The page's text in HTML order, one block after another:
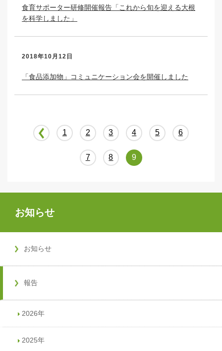
食育サポーター研修開催報告「これから旬を迎える大根
を科学しました」
2018年10月12日
「食品添加物」コミュニケーション会を開催しました
1 2 3 4 5 6
7 8 9
お知らせ
お知らせ
報告
2026年
2025年